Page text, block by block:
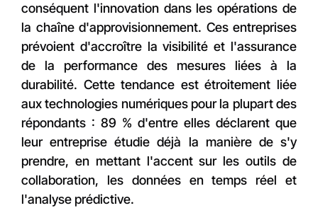
conséquent l'innovation dans les opérations de
la chaîne d'approvisionnement. Ces entreprises
prévoient d'accroître la visibilité et l'assurance
de la performance des mesures liées à la
durabilité. Cette tendance est étroitement liée
aux technologies numériques pour la plupart des
répondants : 89 % d'entre elles déclarent que
leur entreprise étudie déjà la manière de s'y
prendre, en mettant l'accent sur les outils de
collaboration, les données en temps réel et
l'analyse prédictive.